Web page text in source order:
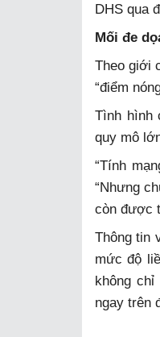
DHS qua
Mối đe
Theo giới
“điểm
Tình hình
quy mô
“Tính
“Nhưng
còn được
Thông tin
mức độ
không
ngay trên